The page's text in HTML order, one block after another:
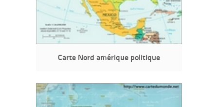
Carte Nord amérique politique